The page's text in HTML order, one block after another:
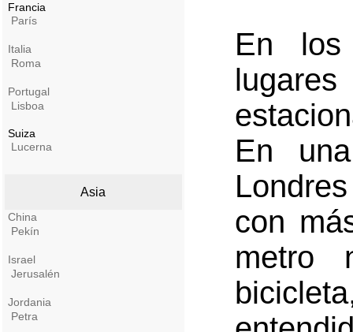
Francia
París
Italia
Roma
Portugal
Lisboa
Suiza
Lucerna
Asia
China
Pekín
Israel
Jerusalén
Jordania
Petra
En los
En
con
metro